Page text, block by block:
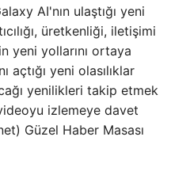
AI'nın ulaştığı yeni
üretkenliği, iletişimi
yeni yollarını ortaya
açtığı yeni olasılıklar
yenilikleri takip etmek
izlemeye davet
Güzel Haber Masası